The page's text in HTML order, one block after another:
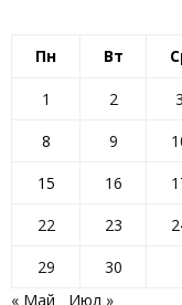
Пн Вт
1 2 3
8
9
15
16
22
23
29
30
« Май
Июл »